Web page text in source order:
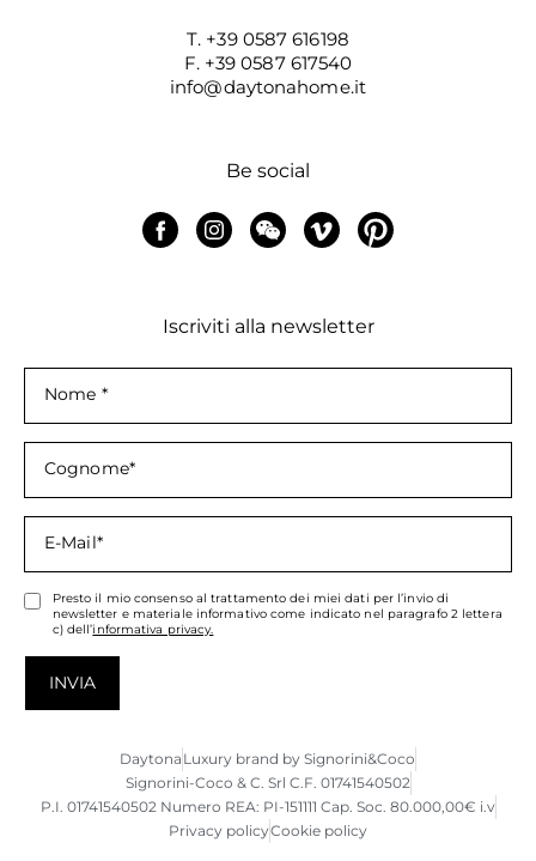
T. +39 0587 616198
F. +39 0587 617540
info@daytonahome.it
Be social
Iscriviti alla newsletter
Presto il mio consenso al trattamento dei miei dati per l’invio di
newsletter e materiale informativo come indicato nel paragrafo 2 lettera
c) dell’informativa privacy.
INVIA
Daytona Luxury brand by Signorini&Coco
Signorini-Coco & C. Srl C.F. 01741540502
P.I. 01741540502 Numero REA: PI-151111 Cap. Soc. 80.000,00€ i.v
Privacy policyCookie policy